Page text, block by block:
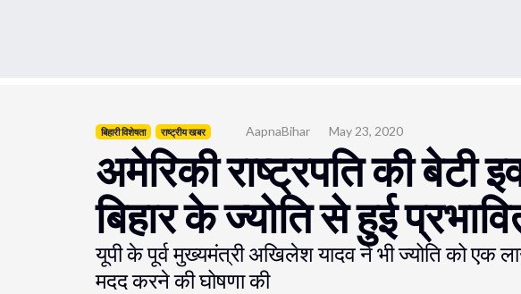
बिहारी विशेषता राष्ट्रीय खबर AapnaBihar May 23, 2020
अमेरिकी राष्ट्रपति की बेटी
बिहार के ज्योति से हुई
यूपी के पूर्व मुख्यमंत्री अखिलेश यादव ने भी ज्योति को एक
मदद करने की घोषणा की